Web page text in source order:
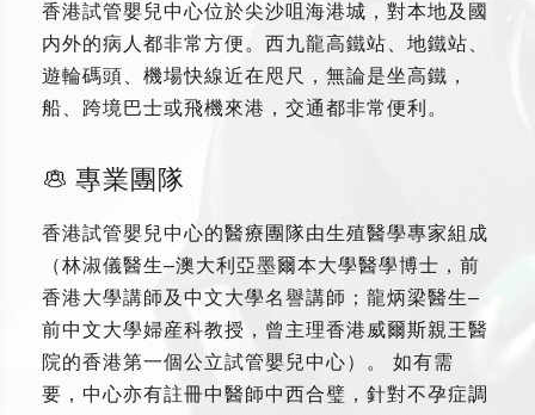
香港試管嬰兒中心位於尖沙咀海港城，對本地及國
内外的病人都非常方便。西九龍高鐵站、地鐵站、
遊輪碼頭、機場快線近在咫尺，無論是坐高鐵，
船、跨境巴士或飛機來港，交通都非常便利。
專業團隊
香港試管嬰兒中心的醫療團隊由生殖醫學專家組成
（林淑儀醫生–澳大利亞墨爾本大學醫學博士，前
香港大學講師及中文大學名譽講師；龍炳梁醫生–
前中文大學婦産科教授，曾主理香港威爾斯親王醫
院的香港第一個公立試管嬰兒中心）。 如有需
要，中心亦有註冊中醫師中西合璧，針對不孕症調